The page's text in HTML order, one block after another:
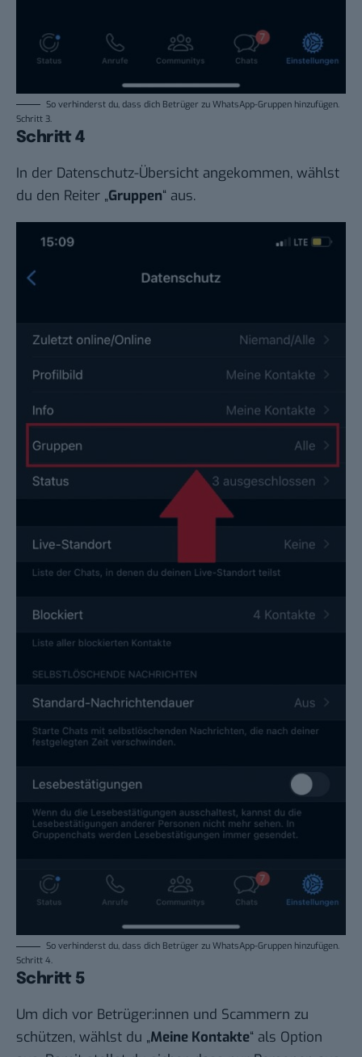
So verhinderst du, dass dich Betrüger zu WhatsApp-Gruppen hinzufügen.
Schritt 3.
Schritt 4
In der Datenschutz-Übersicht angekommen, wählst
du den Reiter „Gruppen“ aus.
So verhinderst du, dass dich Betrüger zu WhatsApp-Gruppen hinzufügen.
Schritt 4.
Schritt 5
Um dich vor Betrüger:innen und Scammern zu
schützen, wählst du „Meine Kontakte“ als Option